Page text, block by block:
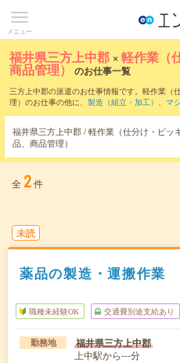
メニュー
福井県三方上中郡 ×軽作業（
商品管理） のお仕事一覧
三方上中郡の派遣のお仕事情報です。軽作業（
理）のお仕事の他に、 製造（組立・加工） 、 マ
軽
管理）のお仕事とは？とは？
福井県三方上中郡 / 軽作業（仕分け・ピッ
品、商品管理）
全 2件
未読
薬品の製造・運搬作業
職種未経験OK 交通費別途支給あり
勤務地 福井県三方上中郡
上中駅から---分